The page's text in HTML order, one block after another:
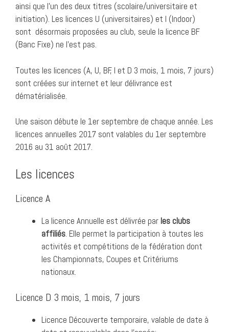
ainsi que l’un des deux titres (scolaire/universitaire et
initiation). Les licences U (universitaires) et I (Indoor)
sont désormais proposées au club, seule la licence BF
(Banc Fixe) ne l’est pas.
Toutes les licences (A, U, BF, I et D 3 mois, 1 mois, 7 jours)
sont créées sur internet et leur délivrance est
dématérialisée.
Une saison débute le 1er septembre de chaque année. Les
licences annuelles 2017 sont valables du 1er septembre
2016 au 31 août 2017.
Les licences
Licence A
La licence Annuelle est délivrée par les clubs
affiliés. Elle permet la participation à toutes les
activités et compétitions de la fédération dont
les Championnats, Coupes et Critériums
nationaux.
Licence D 3 mois, 1 mois, 7 jours
Licence Découverte temporaire, valable de date à